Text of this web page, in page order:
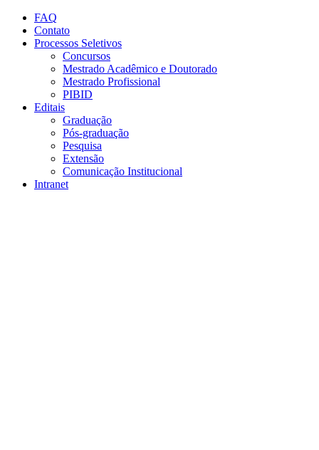
Conteúdo principal
FAQ
Contato
Processos Seletivos
Concursos
Mestrado Acadêmico e Doutorado
Mestrado Profissional
PIBID
Editais
Graduação
Pós-graduação
Pesquisa
Extensão
Comunicação Institucional
Intranet